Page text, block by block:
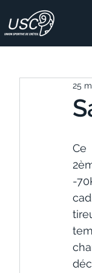
25
Ce
-